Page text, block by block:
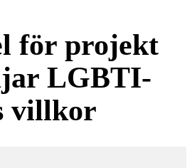
för projekt
LGBTI-
villkor